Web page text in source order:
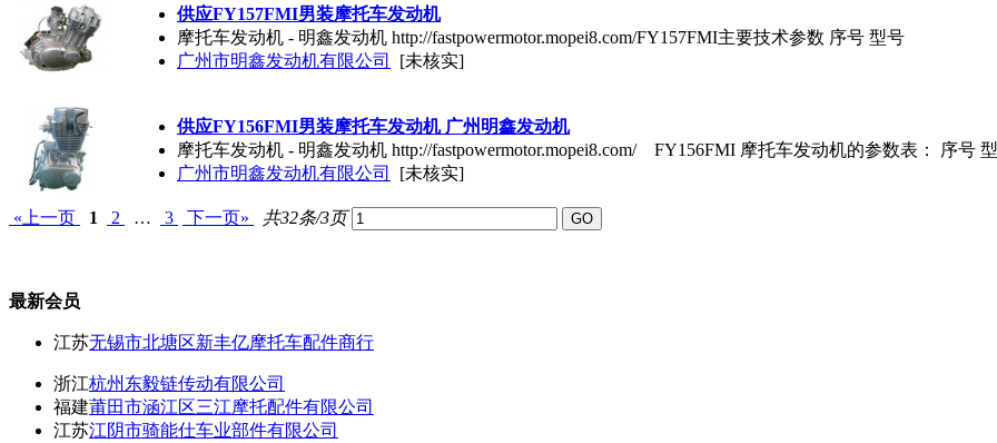
供应FY157FMI男装摩托车发动机
摩托车发动机 - 明鑫发动机 http://fastpowermotor.mopei8.com/FY157FMI主要技术参数 序号 型号
广州市明鑫发动机有限公司
[未核实]
供应FY156FMI男装摩托车发动机 广州明鑫发动机
摩托车发动机 - 明鑫发动机 http://fastpowermotor.mopei8.com/ FY156FMI 摩托车发动机的参数表： 序号
广州市明鑫发动机有限公司
[未核实]
«上一页 1 2 … 3 下一页» 共32条/3页
最新会员
江苏无锡市北塘区新丰亿摩托车配件商行
浙江杭州东毅链传动有限公司
福建莆田市涵江区三江摩托配件有限公司
江苏江阴市骑能仕车业部件有限公司